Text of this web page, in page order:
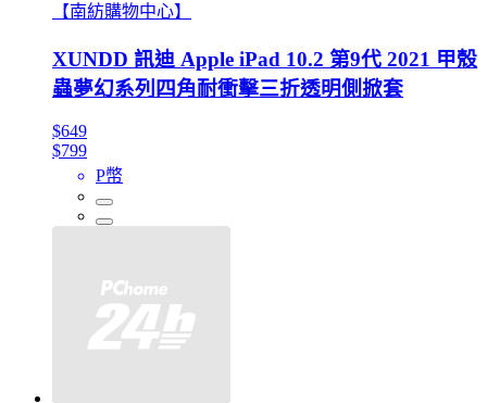
【南紡購物中心】
XUNDD 訊迪 Apple iPad 10.2 第9代 2021 甲殼
蟲夢幻系列四角耐衝擊三折透明側掀套
$649
$799
P幣